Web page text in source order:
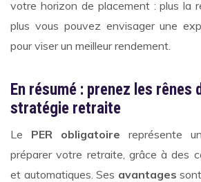
votre horizon de placement : plus la
plus vous pouvez envisager une
pour viser un meilleur rendement.
En résumé : prenez les rênes
stratégie retraite
Le PER obligatoire représente
préparer votre retraite, grâce à des
et automatiques. Ses avantages